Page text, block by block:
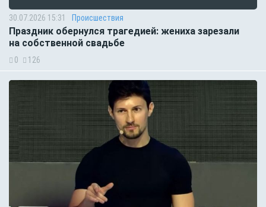
30.07.2026 15:31 Происшествия
Праздник обернулся трагедией: жениха зарезали
на собственной свадьбе
0 126